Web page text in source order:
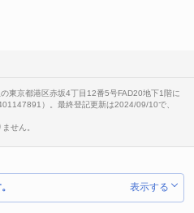
東京都港区赤坂4丁目12番5号FAD20地下1階に
）。最終登記更新は2024/09/10で、
せん。
表示する